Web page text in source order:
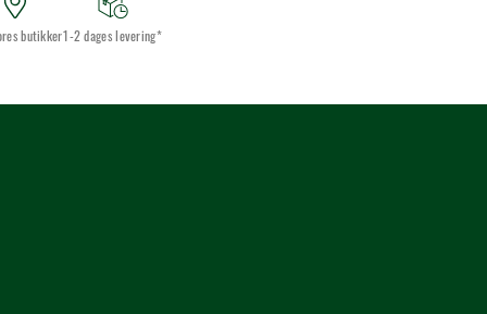
butikker 1-2 dages levering*